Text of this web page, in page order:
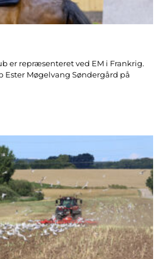
er repræsenteret ved EM i Frankrig.
Ester Møgelvang Søndergård på